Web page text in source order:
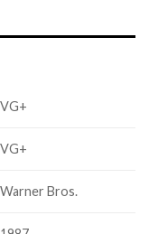
VG+
VG+
Warner Bros.